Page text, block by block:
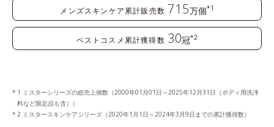
メンズスキンケア累計販売数 715万個*1
ベストコスメ累計獲得数 30冠*2
1 ミスターシリーズの総売上個数（2000年01月01日～2025年12月31日（ボディ用洗浄
料など限定品も含））
2 ミスタースキンケアシリーズ（2020年1月1日～2024年3月9日までの累計獲得数）